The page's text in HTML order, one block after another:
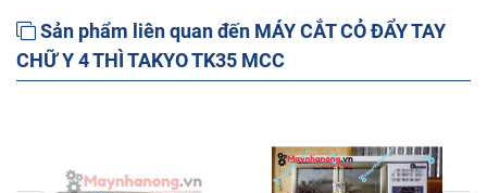
Sản phẩm liên quan đến MÁY CẮT CỎ ĐẨY TAY
CHỮ Y 4 THÌ TAKYO TK35 MCC